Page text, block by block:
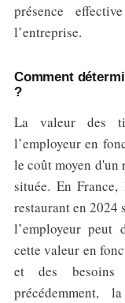
présence
l’entreprise.
Comment
?
La valeur des
l’employeur en
le coût moyen d'un
située. En
restaurant en 2024
l’employeur peut
cette valeur en
et des besoins
précédemment,